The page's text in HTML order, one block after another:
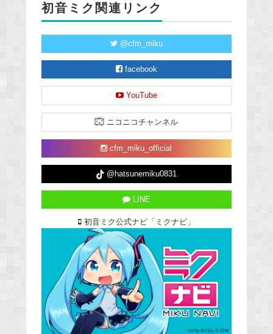
初音ミク関連リンク
@cfm_miku
facebook
YouTube
ニコニコチャンネル
cfm_miku_official
@hatsunemiku0831
LINE
初音ミク公式ナビ「ミクナビ」